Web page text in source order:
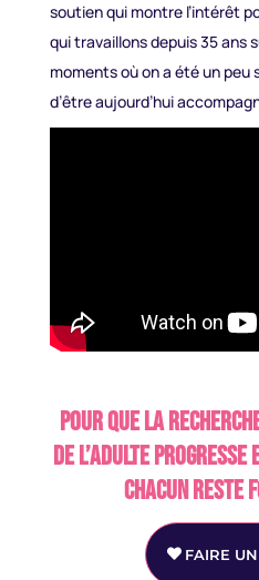
soutien qui montre l’intérêt
qui travaillons depuis 35 ans
moments où on a été un peu
d’être aujourd’hui
Pour que la
de l’adulte
chacun reste
FAIRE